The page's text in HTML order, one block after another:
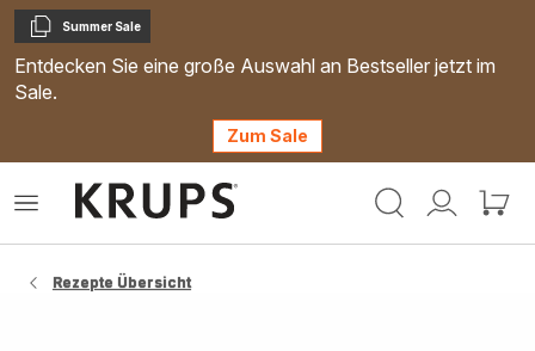
Kopieren
Summer Sale
Entdecken Sie eine große Auswahl an Bestseller jetzt im
Sale.
Zum Sale
Mein
Mein
Das
Rezepte Übersicht